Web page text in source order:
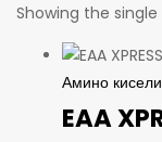
Showing the single
Амино
EAA